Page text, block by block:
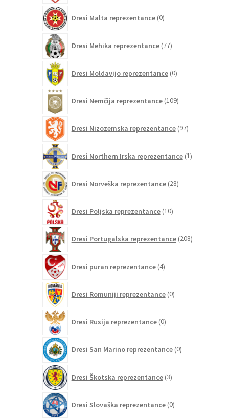
Dresi Malta reprezentance 0izdelkov
Dresi Mehika reprezentance 77izdelkov
Dresi Moldavijo reprezentance 0izdelkov
Dresi Nemčija reprezentance 109izdelkov
Dresi Nizozemska reprezentance 97izdelkov
Dresi Northern Irska reprezentance 1izdelek
Dresi Norveška reprezentance 28izdelkov
Dresi Poljska reprezentance 10izdelkov
Dresi Portugalska reprezentance 208izdelkov
Dresi puran reprezentance 4izdelki
Dresi Romuniji reprezentance 0izdelkov
Dresi Rusija reprezentance 0izdelkov
Dresi San Marino reprezentance 0izdelkov
Dresi Škotska reprezentance 3izdelki
Dresi Slovaška reprezentance 0izdelkov